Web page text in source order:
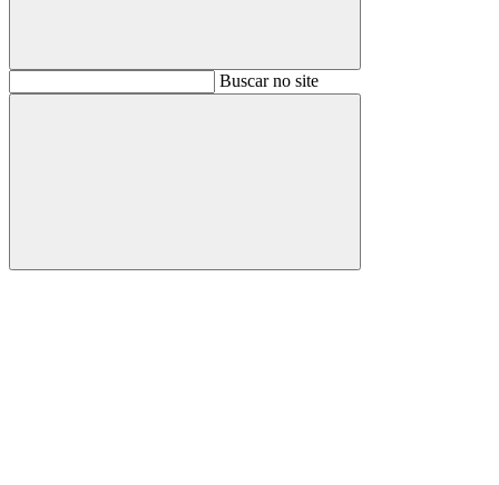
BuscarBuscar no site
Buscar